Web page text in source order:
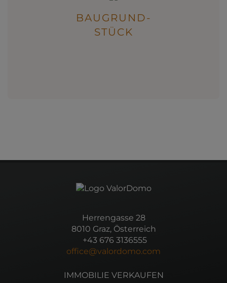
BAUGRUND-
STÜCK
Herrengasse 28
8010 Graz, Österreich
+43 676 3136555
office@valordomo.com
IMMOBILIE VERKAUFEN